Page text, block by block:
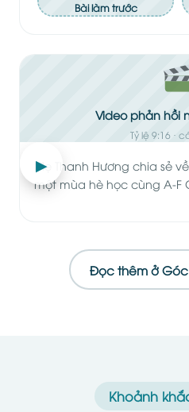
Bài làm trước
Video phản hồi
Tỷ lệ 9:16 ·
▶
Mẹ Thanh Hương chia sẻ
một mùa hè học cùng A-F
Đọc thêm ở
Khoảnh